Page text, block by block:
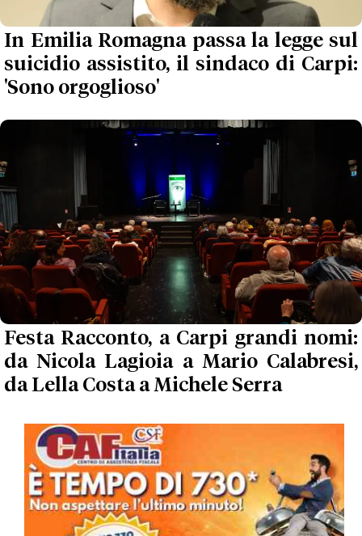
In Emilia Romagna passa la legge sul
suicidio assistito, il sindaco di Carpi:
'Sono orgoglioso'
Festa Racconto, a Carpi grandi nomi:
da Nicola Lagioia a Mario Calabresi,
da Lella Costa a Michele Serra